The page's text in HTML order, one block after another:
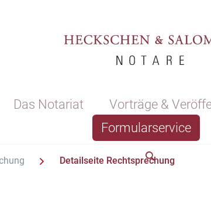
Das Notariat Vorträge &
Formularservice
Detailseite Rechtsprechung